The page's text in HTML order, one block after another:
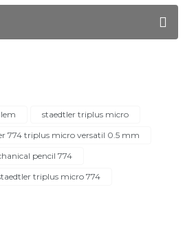
staedtler triplus micro
774 triplus micro versatil 0.5 mm
pencil 774
triplus micro 774